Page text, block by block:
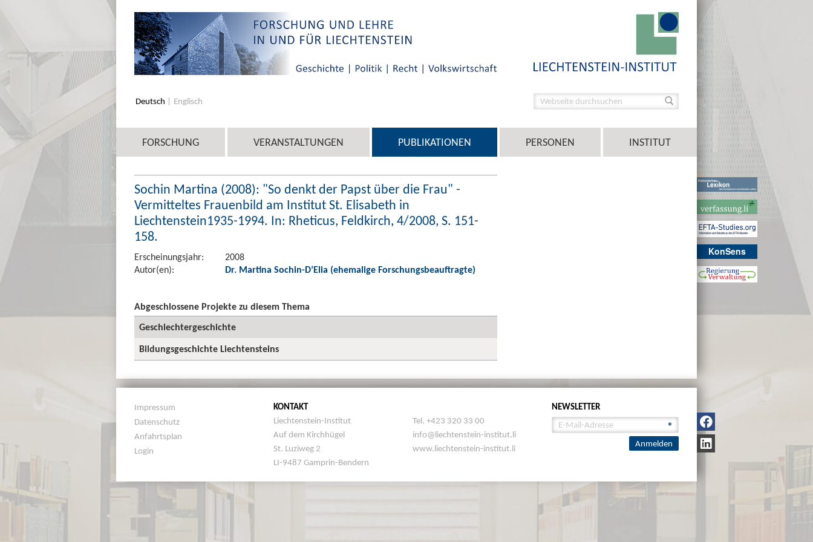
KonSens
Deutsch Englisch
FORSCHUNG VERANSTALTUNGEN PUBLIKATIONEN PERSONEN INSTITUT
Sochin Martina (2008): "So denkt der Papst über die Frau" -
Vermitteltes Frauenbild am Institut St. Elisabeth in
Liechtenstein1935-1994. In: Rheticus, Feldkirch, 4/2008, S. 151-
158.
Erscheinungsjahr:
2008
Autor(en):
Dr. Martina Sochin-D’Elia (ehemalige Forschungsbeauftragte)
Abgeschlossene Projekte zu diesem Thema
Geschlechtergeschichte
Bildungsgeschichte Liechtensteins
Impressum
Datenschutz
Anfahrtsplan
Login
KONTAKT
Liechtenstein-Institut
Auf dem Kirchhügel
St. Luziweg 2
LI-9487 Gamprin-Bendern
Tel. +423 320 33 00
info@liechtenstein-institut.li
www.liechtenstein-institut.li
NEWSLETTER